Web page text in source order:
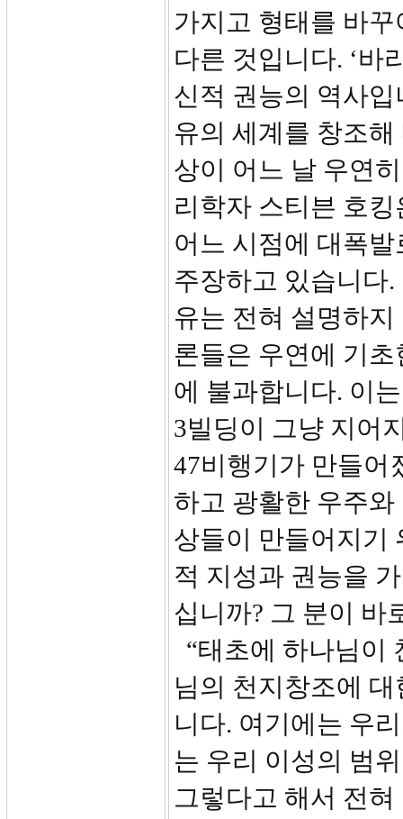
가지고 형태를 바
다른 것입니다. ‘바
신적 권능의 역사
유의 세계를 창조
상이 어느 날 우연
리학자 스티븐 호킹
어느 시점에 대폭
주장하고 있습니다
유는 전혀 설명하
론들은 우연에 기
에 불과합니다. 이
3빌딩이 그냥 지어
47비행기가 만들어
하고 광활한 우주
상들이 만들어지기
적 지성과 권능을
십니까? 그 분이
“태초에 하나님이
님의 천지창조에
니다. 여기에는 우
는 우리 이성의 범
그렇다고 해서 전